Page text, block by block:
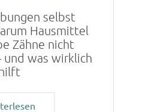
selbst
Hausmittel
Zähne nicht
und was wirklich
hilft